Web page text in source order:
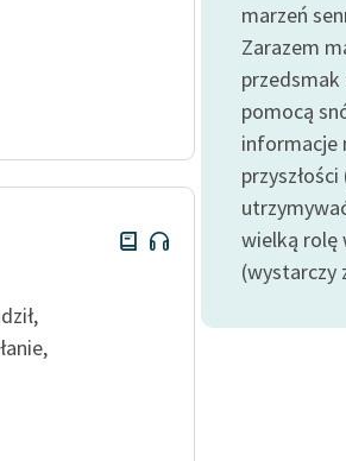
marzeń
Zarazem
przedsmak
pomocą
informacje
wielką rolę
(wystarczy